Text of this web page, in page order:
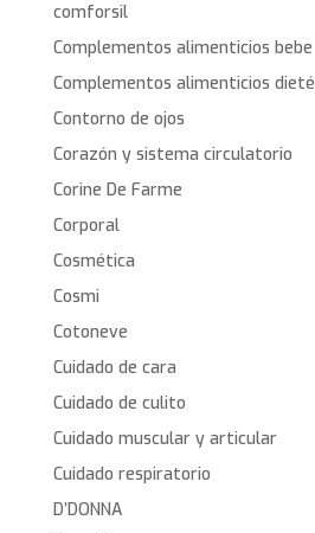
comforsil
Complementos alimenticios bebe
Complementos alimenticios
Contorno de ojos
Corazón y sistema circulatorio
Corine De Farme
Corporal
Cosmética
Cosmi
Cotoneve
Cuidado de cara
Cuidado de culito
Cuidado muscular y articular
Cuidado respiratorio
D’DONNA